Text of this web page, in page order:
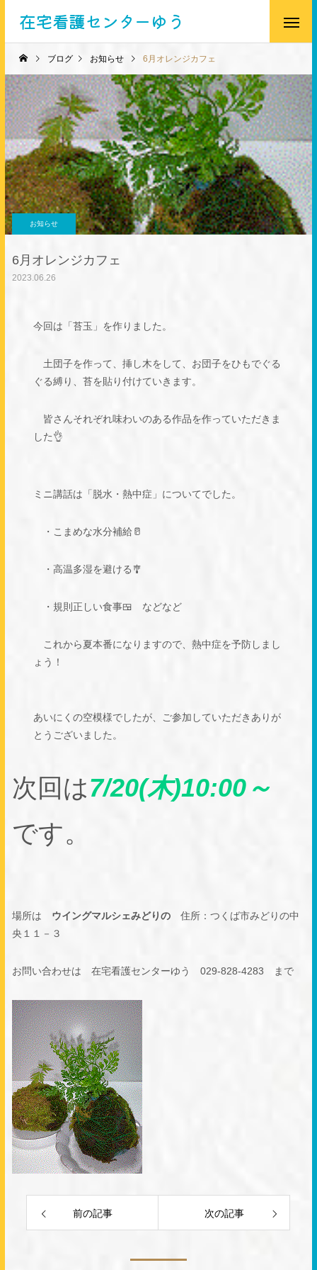
在宅看護センターゆう
ブログ お知らせ 6月オレンジカフェ
お知らせ
6月オレンジカフェ
2023.06.26
今回は「苔玉」を作りました。
土団子を作って、挿し木をして、お団子をひもでぐる
ぐる縛り、苔を貼り付けていきます。
皆さんそれぞれ味わいのある作品を作っていただきま
した👌
ミニ講話は「脱水・熱中症」についてでした。
・こまめな水分補給🥛
・高温多湿を避ける🎐
・規則正しい食事🍱 などなど
これから夏本番になりますので、熱中症を予防しまし
ょう！
あいにくの空模様でしたが、ご参加していただきありが
とうございました。
次回は7/20(木)10:00～
です。
場所は ウイングマルシェみどりの 住所：つくば市みどりの中
央１１－３
お問い合わせは 在宅看護センターゆう 029-828-4283 まで
前の記事 次の記事